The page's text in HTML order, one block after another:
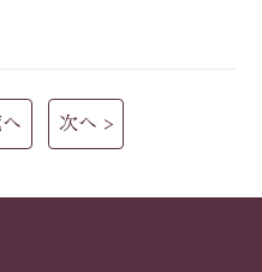
次へ >